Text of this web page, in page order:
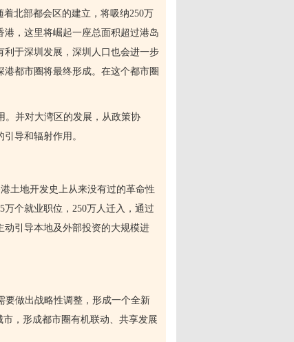
着北部都会区的建立，将吸纳250万
，这里将崛起一座总面积超过港岛
于深圳发展，深圳人口也会进一步
都市圈将最终形成。在这个都市圈
。并对大湾区的发展，从政策协
导和辐射作用。
土地开发史上从来没有过的革命性
万个就业职位， 250万人迁入，通过
引导本地及外部投资的大规模进
要做出战略性调整，形成一个全新
，形成都市圈有机联动、共享发展